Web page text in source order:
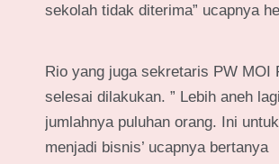
sekolah tidak diterima” ucapnya
Rio yang juga sekretaris PW MOI
selesai dilakukan. ” Lebih aneh
jumlahnya puluhan orang. Ini
menjadi bisnis’ ucapnya bertanya